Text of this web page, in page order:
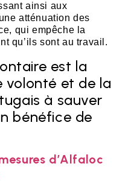
ainsi aux
atténuation des
qui empêche la
qu’ils sont au travail.
est la
volonté et de la
à sauver
bénéfice de
d’Alfaloc